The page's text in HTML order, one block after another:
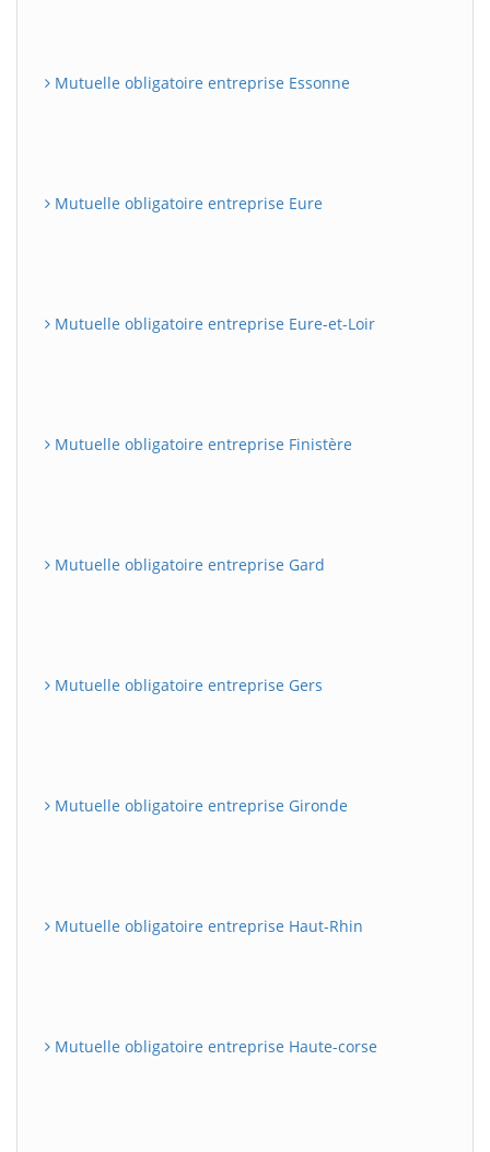
Mutuelle obligatoire entreprise Essonne
Mutuelle obligatoire entreprise Eure
Mutuelle obligatoire entreprise Eure-et-Loir
Mutuelle obligatoire entreprise Finistère
Mutuelle obligatoire entreprise Gard
Mutuelle obligatoire entreprise Gers
Mutuelle obligatoire entreprise Gironde
Mutuelle obligatoire entreprise Haut-Rhin
Mutuelle obligatoire entreprise Haute-corse